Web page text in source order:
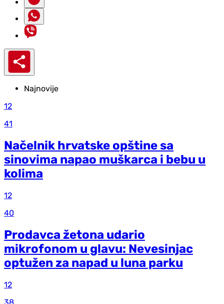
Najnovije
12
41
Načelnik hrvatske opštine sa
sinovima napao muškarca i bebu u
kolima
12
40
Prodavca žetona udario
mikrofonom u glavu: Nevesinjac
optužen za napad u luna parku
12